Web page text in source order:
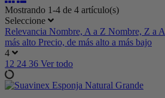
Mostrando 1-4 de 4 artículo(s)
Seleccione
Relevancia Nombre, A a Z Nombre, Z a A
más alto Precio, de más alto a más bajo
4
12 24 36 Ver todo